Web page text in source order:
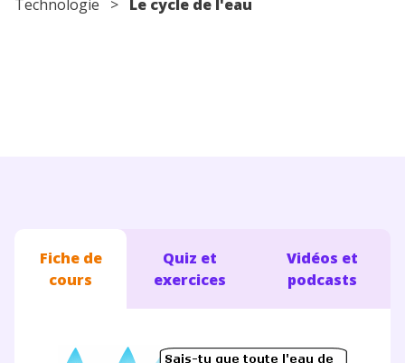
Technologie > Le cycle de l'eau
Fiche de
cours
Quiz et
exercices
Vidéos et
podcasts